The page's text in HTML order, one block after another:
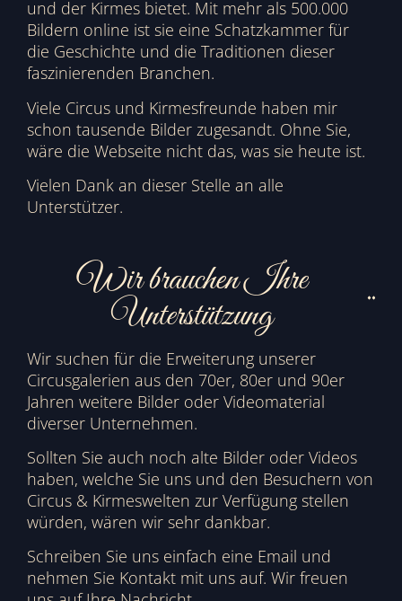
und der Kirmes bietet. Mit mehr als 500.000
Bildern online ist sie eine Schatzkammer für
die Geschichte und die Traditionen dieser
faszinierenden Branchen.
Viele Circus und Kirmesfreunde haben mir
schon tausende Bilder zugesandt. Ohne Sie,
wäre die Webseite nicht das, was sie heute ist.
Vielen Dank an dieser Stelle an alle
Unterstützer.
Wir brauchen Ihre
Unterstützung
Wir suchen für die Erweiterung unserer
Circusgalerien aus den 70er, 80er und 90er
Jahren weitere Bilder oder Videomaterial
diverser Unternehmen.
Sollten Sie auch noch alte Bilder oder Videos
haben, welche Sie uns und den Besuchern von
Circus & Kirmeswelten zur Verfügung stellen
würden, wären wir sehr dankbar.
Schreiben Sie uns einfach eine Email und
nehmen Sie Kontakt mit uns auf. Wir freuen